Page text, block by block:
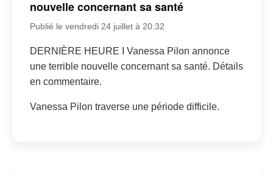
nouvelle concernant sa santé
Publié le vendredi 24 juillet à 20:32
DERNIÈRE HEURE I Vanessa Pilon annonce
une terrible nouvelle concernant sa santé. Détails
en commentaire.
Vanessa Pilon traverse une période difficile.